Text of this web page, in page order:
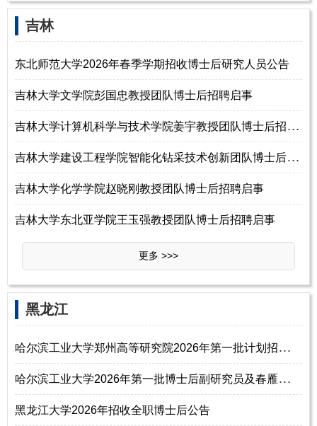
‌‌吉林
东北师范大学2026年春季学期招收博士后研究人员公告
吉林大学文学院彭国忠教授团队博士后招聘启事
吉
林大学计算机科学与技术学院姜宇教授团队博士后招聘启事
吉
林大学建设工程学院智能化钻采技术创新团队博士后招聘启事
吉林大学化学学院赵晓刚教授团队博士后招聘启事
吉林大学东北亚学院王玉强教授团队博士后招聘启事
更多 >>>
‌‌黑龙江
哈
尔滨工业大学郑州高等研究院2026年第一批计划招聘博士后副研究员及春雁英
哈
尔滨工业大学2026年第一批博士后副研究员及春雁英才计划招募公告
黑龙江大学2026年招收全职博士后公告